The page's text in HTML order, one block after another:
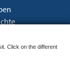
Click on the different